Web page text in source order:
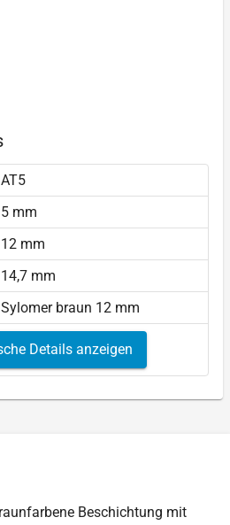
AT5
5 mm
12 mm
14,7 mm
Sylomer braun 12 mm
Details anzeigen
Beschichtung mit